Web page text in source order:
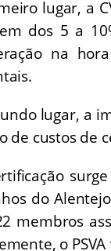
lugar, a
dos 5 a
na
lugar, a
de custos de
do
membros
o